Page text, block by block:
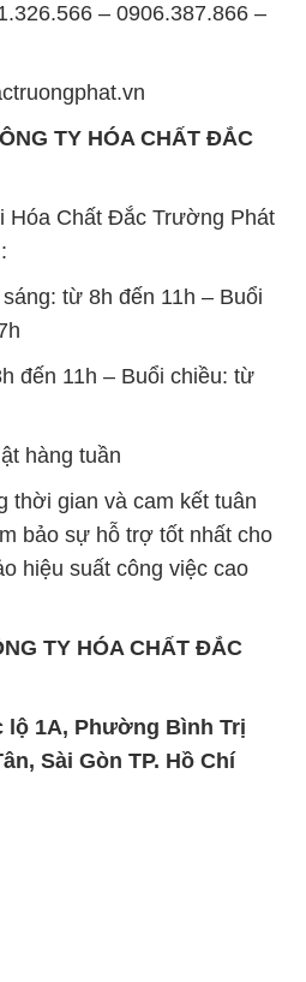
– 0906.387.866 –
TY HÓA CHẤT ĐẮC
Hóa Chất Đắc Trường Phát
từ 8h đến 11h – Buổi
đến 11h – Buổi chiều: từ
hàng tuần
thời gian và cam kết tuân
bảo sự hỗ trợ tốt nhất cho
hiệu suất công việc cao
TY HÓA CHẤT ĐẮC
lộ 1A, Phường Bình Trị
Sài Gòn TP. Hồ Chí